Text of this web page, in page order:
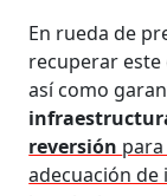
En rueda de
recuperar este
así como
reversión
adecuación